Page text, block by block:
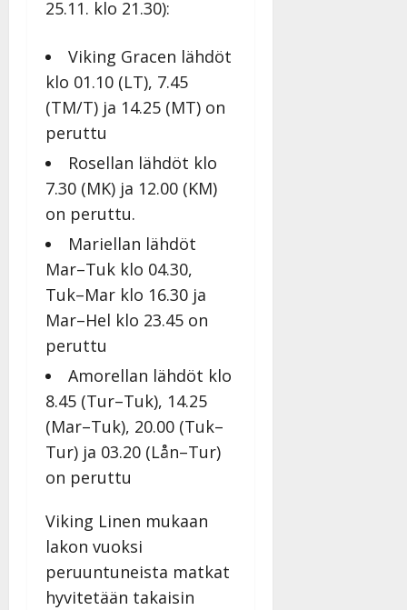
25.11. klo 21.30):
Viking Gracen lähdöt
klo 01.10 (LT), 7.45
(TM/T) ja 14.25 (MT) on
peruttu
Rosellan lähdöt klo
7.30 (MK) ja 12.00 (KM)
on peruttu.
Mariellan lähdöt
Mar–Tuk klo 04.30,
Tuk–Mar klo 16.30 ja
Mar–Hel klo 23.45 on
peruttu
Amorellan lähdöt klo
8.45 (Tur–Tuk), 14.25
(Mar–Tuk), 20.00 (Tuk–
Tur) ja 03.20 (Lån–Tur)
on peruttu
Viking Linen mukaan
lakon vuoksi
peruuntuneista matkat
hyvitetään takaisin